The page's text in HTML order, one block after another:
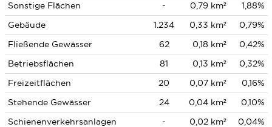
Sonstige Flächen
- 0,79 km²
1,88%
Gebäude
1.234 0,33 km²
0,79%
Fließende Gewässer
62 0,18 km²
0,42%
Betriebsflächen
81 0,13 km²
0,32%
Freizeitflächen
20 0,07 km²
0,16%
Stehende Gewässer
24 0,04 km²
0,10%
Schienenverkehrsanlagen
- 0,02 km²
0,04%